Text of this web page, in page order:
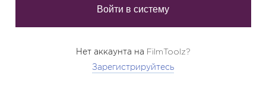
Нет аккаунта на FilmToolz?
Зарегистрируйтесь